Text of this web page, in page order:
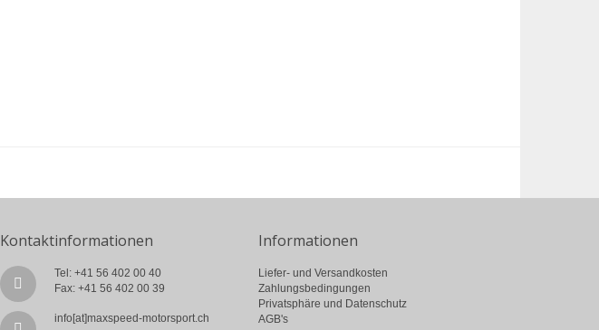
Kontaktinformationen
Tel: +41 56 402 00 40
Fax: +41 56 402 00 39
info[at]maxspeed-motorsport.ch
Informationen
Liefer- und Versandkosten
Zahlungsbedingungen
Privatsphäre und Datenschutz
AGB's